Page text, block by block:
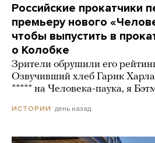
Российские прокатчики
премьеру нового
чтобы выпустить в
о Колобке
Зрители обрушили его
Озвучивший хлеб Гарик
***** на Человека-паука, я
ИСТОРИИ день назад